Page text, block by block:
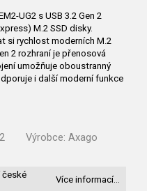
UG2 s USB 3.2 Gen 2
M.2 SSD disky.
si rychlost moderních M.2
2 rozhraní je přenosová
umožňuje oboustranný
i další moderní funkce
Výrobce: Axago
české
Více informací…